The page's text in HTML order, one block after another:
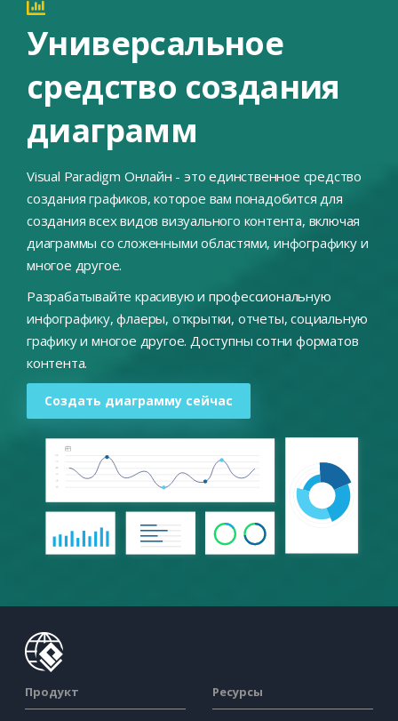
Универсальное
средство создания
диаграмм
Visual Paradigm Онлайн - это единственное средство
создания графиков, которое вам понадобится для
создания всех видов визуального контента, включая
диаграммы со сложенными областями, инфографику и
многое другое.
Разрабатывайте красивую и профессиональную
инфографику, флаеры, открытки, отчеты, социальную
графику и многое другое. Доступны сотни форматов
контента.
Создать диаграмму сейчас
Продукт Ресурсы